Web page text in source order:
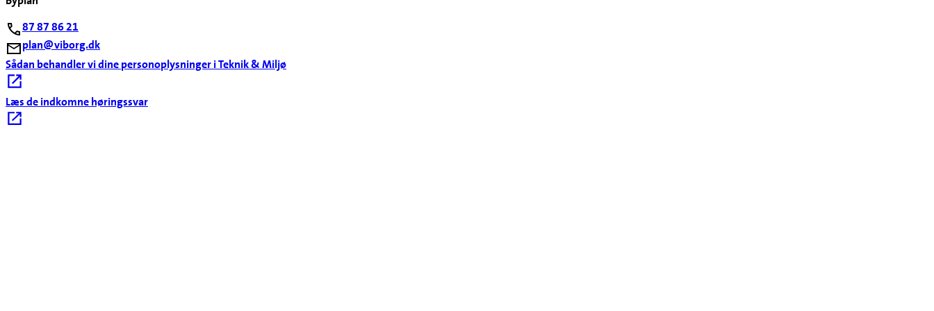
87 87 86 21
plan@viborg.dk
Sådan behandler vi dine personoplysninger i Teknik & Miljø
Læs de indkomne høringssvar